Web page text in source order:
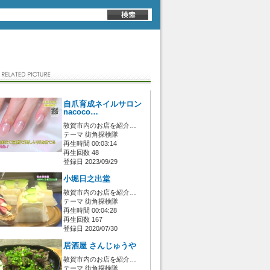
自爪育成ネイルサロン
nacoco…
敦賀市内のお店を紹介…
テーマ 街角探検隊
再生時間 00:03:14
再生回数 48
登録日 2023/09/29
小堀日之出堂
敦賀市内のお店を紹介…
テーマ 街角探検隊
再生時間 00:04:28
再生回数 167
登録日 2020/07/30
居酒屋 さんじゅうや
敦賀市内のお店を紹介…
テーマ 街角探検隊